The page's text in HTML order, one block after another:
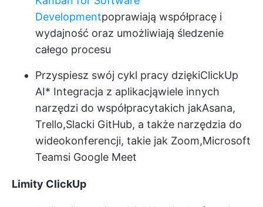
Developmentpoprawiają współpracę i
wydajność oraz umożliwiają śledzenie
całego procesu
Przyspiesz swój cykl pracy dziękiClickUp
AI* Integracja z aplikacjąwiele innych
narzędzi do współpracytakich jakAsana,
Trello,Slacki GitHub, a także narzędzia do
wideokonferencji, takie jak Zoom,Microsoft
Teamsi Google Meet
Limity ClickUp